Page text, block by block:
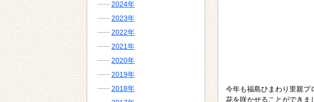
今年も福島ひまわり里親プ
花を咲かせることができま
2024年
2023年
2022年
2021年
2020年
2019年
2018年